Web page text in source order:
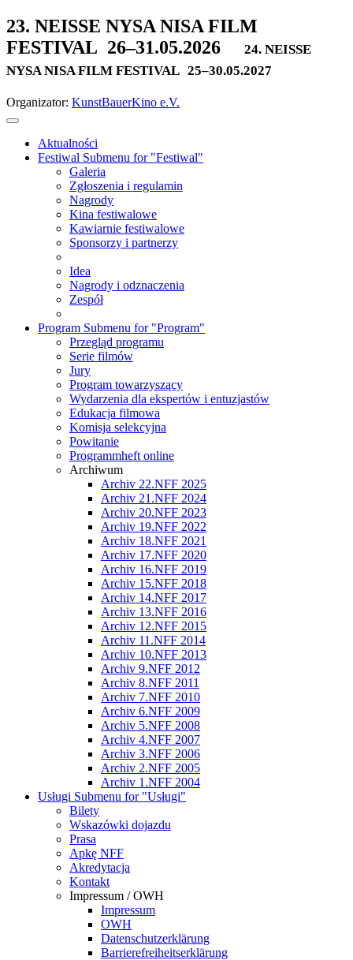
23. NEISSE NYSA NISA FILM
FESTIVAL 26–31.05.2026
24. NEISSE
NYSA NISA FILM FESTIVAL 25–30.05.2027
Organizator: KunstBauerKino e.V.
Aktualności
Festiwal Submenu for "Festiwal"
Galeria
Zgłoszenia i regulamin
Nagrody
Kina festiwalowe
Kawiarnie festiwalowe
Sponsorzy i partnerzy
Idea
Nagrody i odznaczenia
Zespół
Program Submenu for "Program"
Przegląd programu
Serie filmów
Jury
Program towarzyszący
Wydarzenia dla ekspertów i entuzjastów
Edukacja filmowa
Komisja selekcyjna
Powitanie
Programmheft online
Archiwum
Archiv 22.NFF 2025
Archiv 21.NFF 2024
Archiv 20.NFF 2023
Archiv 19.NFF 2022
Archiv 18.NFF 2021
Archiv 17.NFF 2020
Archiv 16.NFF 2019
Archiv 15.NFF 2018
Archiv 14.NFF 2017
Archiv 13.NFF 2016
Archiv 12.NFF 2015
Archiv 11.NFF 2014
Archiv 10.NFF 2013
Archiv 9.NFF 2012
Archiv 8.NFF 2011
Archiv 7.NFF 2010
Archiv 6.NFF 2009
Archiv 5.NFF 2008
Archiv 4.NFF 2007
Archiv 3.NFF 2006
Archiv 2.NFF 2005
Archiv 1.NFF 2004
Usługi Submenu for "Usługi"
Bilety
Wskazówki dojazdu
Prasa
Apkę NFF
Akredytacja
Kontakt
Impressum / OWH
Impressum
OWH
Datenschutzerklärung
Barrierefreiheitserklärung